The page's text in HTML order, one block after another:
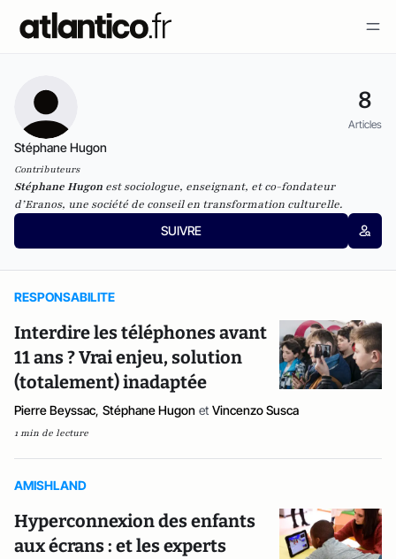
8
Articles
Stéphane Hugon
Contributeurs
Stéphane Hugon est sociologue, enseignant, et co-fondateur
d’Eranos, une société de conseil en transformation culturelle.
SUIVRE
RESPONSABILITE
Interdire les téléphones avant
11 ans ? Vrai enjeu, solution
(totalement) inadaptée
Pierre Beyssac, Stéphane Hugon et Vincenzo Susca
1 min de lecture
AMISHLAND
Hyperconnexion des enfants
aux écrans : et les experts